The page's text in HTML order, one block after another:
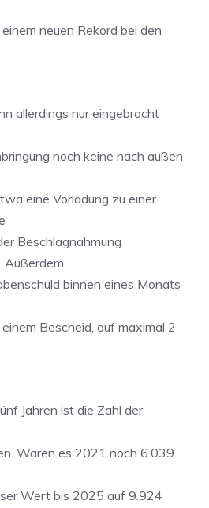
neuen Rekord bei den
allerdings nur eingebracht
noch keine nach außen
eine Vorladung zu einer
Beschlagnahmung
binnen eines Monats
Bescheid, auf maximal 2
Jahren ist die Zahl der
Waren es 2021 noch 6.039
Wert bis 2025 auf 9.924